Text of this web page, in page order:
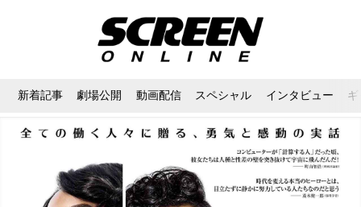
新着記事 劇場公開 動画配信 スペシャル インタビュー